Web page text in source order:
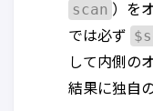
scan ）を
では必ず
して内側の
結果に独自